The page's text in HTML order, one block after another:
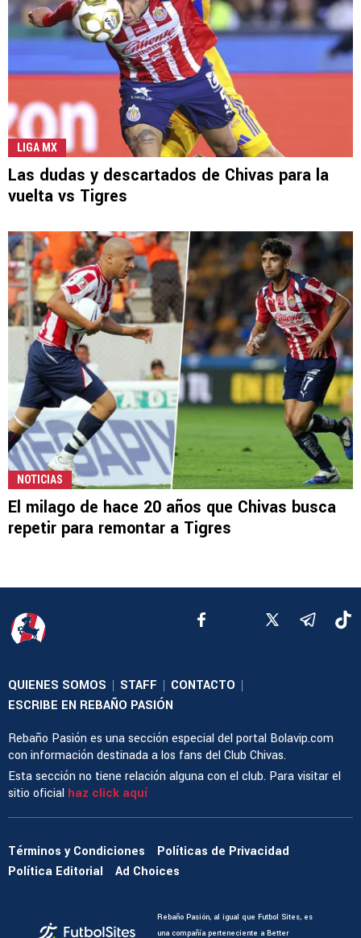
LIGA MX
Las dudas y descartados de Chivas para la
vuelta vs Tigres
NOTICIAS
El milago de hace 20 años que Chivas busca
repetir para remontar a Tigres
QUIENES SOMOS | STAFF | CONTACTO |
ESCRIBE EN REBAÑO PASIÓN
Rebaño Pasión es una sección especial del portal Bolavip.com
con información destinada a los fans del Club Chivas.
Esta sección no tiene relación alguna con el club. Para visitar el
sitio oficial haz click aquí
Términos y Condiciones
Políticas de Privacidad
Política Editorial
Ad Choices
Rebaño Pasión, al igual que Futbol Sites, es
una compañía perteneciente a Better